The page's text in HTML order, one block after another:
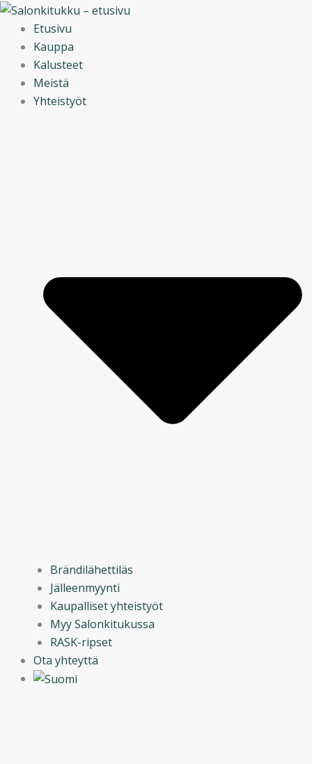
Siirry
sisältöönEtusivu
Kauppa
Kalusteet
Meistä
Yhteistyöt
Brändilähettiläs
Jälleenmyynti
Kaupalliset yhteistyöt
Myy Salonkitukussa
RASK-ripset
Ota yhteyttä